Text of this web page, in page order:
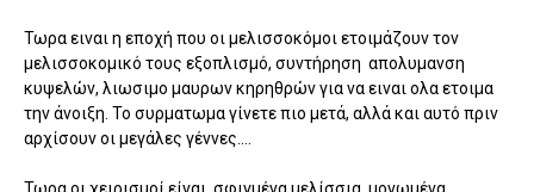
Τωρα ειναι η εποχή που οι μελισσοκόμοι ετοιμάζουν τον
μελισσοκομικό τους εξοπλισμό, συντήρηση απολυμανση
κυψελών, λιωσιμο μαυρων κηρηθρών για να ειναι ολα ετοιμα
την άνοιξη. Το συρματωμα γίνετε πιο μετά, αλλά και αυτό πριν
αρχίσουν οι μεγάλες γέννες....